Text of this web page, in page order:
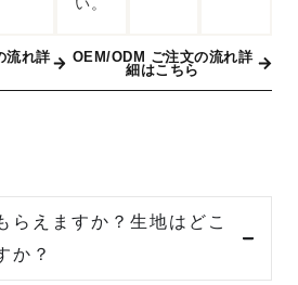
流れ詳
OEM/ODM ご注文の流れ詳
細はこちら
らえますか？生地はどこ
か？